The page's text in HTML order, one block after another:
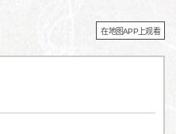
在地图APP上观看